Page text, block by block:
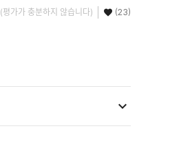
(평가가 충분하지 않습니다) (23)